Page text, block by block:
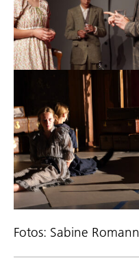
Fotos: Sabine Romann